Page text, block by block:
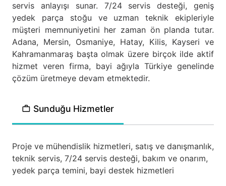
servis anlayışı sunar. 7/24 servis desteği, geniş
yedek parça stoğu ve uzman teknik ekipleriyle
müşteri memnuniyetini her zaman ön planda tutar.
Adana, Mersin, Osmaniye, Hatay, Kilis, Kayseri ve
Kahramanmaraş başta olmak üzere birçok ilde aktif
hizmet veren firma, bayi ağıyla Türkiye genelinde
çözüm üretmeye devam etmektedir.
Sunduğu Hizmetler
Proje ve mühendislik hizmetleri, satış ve danışmanlık,
teknik servis, 7/24 servis desteği, bakım ve onarım,
yedek parça temini, bayi destek hizmetleri